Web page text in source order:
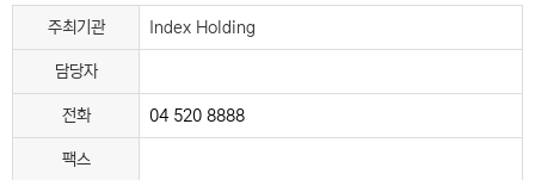
주최기관
Index Holding
담당자
전화 04 520 8888
팩스